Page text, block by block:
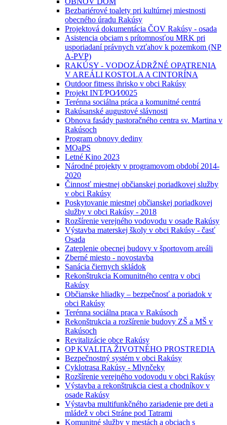
Bezbariérové toalety pri kultúrnej miestnosti
obecného úradu Rakúsy
Projektová dokumentácia ČOV Rakúsy - osada
Asistencia obciam s prítomnosťou MRK pri
usporiadaní právnych vzťahov k pozemkom (NP
A-PVP)
RAKÚSY - VODOZÁDRŽNÉ OPATRENIA
V AREÁLI KOSTOLA A CINTORÍNA
Outdoor fitness ihrisko v obci Rakúsy
Projekt INT⁄PO⁄I⁄0025
Terénna sociálna práca a komunitné centrá
Rakúsanské augustové slávnosti
Obnova fasády pastoračného centra sv. Martina v
Rakúsoch
Program obnovy dediny
MOaPS
Letné Kino 2023
Národné projekty v programovom období 2014-
2020
Činnosť miestnej občianskej poriadkovej služby
v obci Rakúsy
Poskytovanie miestnej občianskej poriadkovej
služby v obci Rakúsy - 2018
Rozšírenie verejného vodovodu v osade Rakúsy
Výstavba materskej školy v obci Rakúsy - časť
Osada
Zateplenie obecnej budovy v športovom areáli
Zberné miesto - novostavba
Sanácia čiernych skládok
Rekonštrukcia Komunitného centra v obci
Rakúsy
Občianske hliadky – bezpečnosť a poriadok v
obci Rakúsy
Terénna sociálna praca v Rakúsoch
Rekonštrukcia a rozšírenie budovy ZŠ a MŠ v
Rakúsoch
Revitalizácie obce Rakúsy
OP KVALITA ŽIVOTNÉHO PROSTREDIA
Bezpečnostný systém v obci Rakúsy
Cyklotrasa Rakúsy - Mlynčeky
Rozšírenie verejného vodovodu v obci Rakúsy
Výstavba a rekonštrukcia ciest a chodníkov v
osade Rakúsy
Výstavba multifunkčného zariadenie pre deti a
mládež v obci Stráne pod Tatrami
Komunitné služby v mestách a obciach s